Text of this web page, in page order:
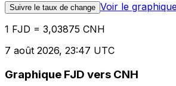
Suivre le taux de change Voir le
1 FJD = 3,03875 CNH
7 août 2026, 23:47 UTC
Graphique FJD vers CNH